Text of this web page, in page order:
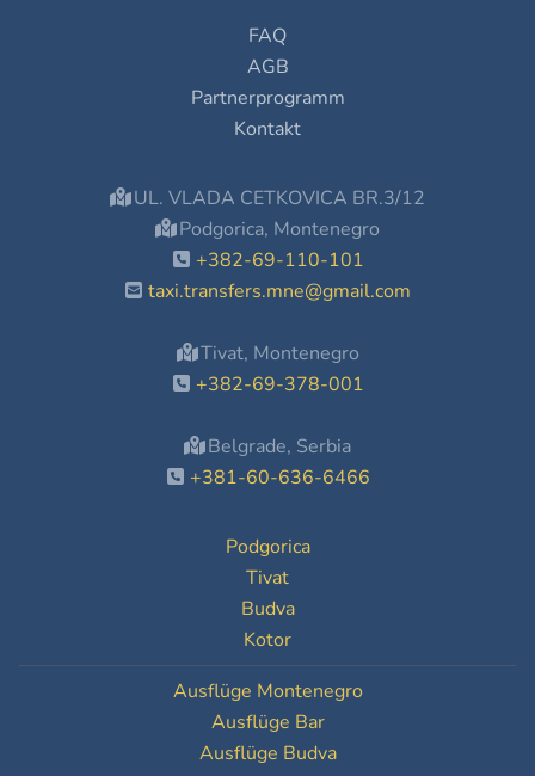
FAQ
AGB
Partnerprogramm
Kontakt
UL. VLADA CETKOVICA BR.3/12
Podgorica, Montenegro
+382-69-110-101
taxi.transfers.mne@gmail.com
Tivat, Montenegro
+382-69-378-001
Belgrade, Serbia
+381-60-636-6466
Podgorica
Tivat
Budva
Kotor
Ausflüge Montenegro
Ausflüge Bar
Ausflüge Budva